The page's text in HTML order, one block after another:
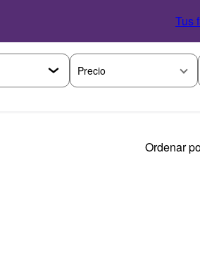
Tus
Precio
Ordenar